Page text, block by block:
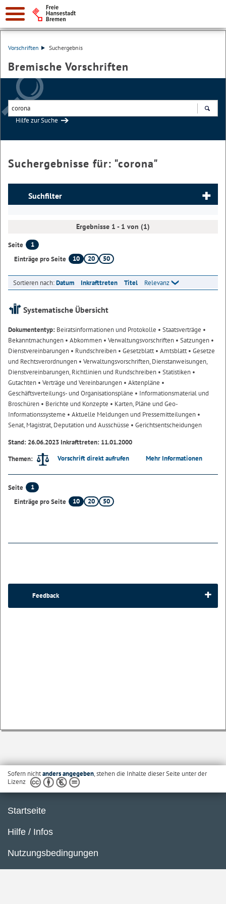
Vorschriften Suchergebnis
Bremische Vorschriften
Hilfe zur Suche
Suchergebnisse für: "corona"
Suchfilter
Ergebnisse 1 - 1 von (1)
Seite
1
Einträge pro Seite
10 20 50
Sortieren nach:Datum Inkrafttreten Titel Relevanz
Systematische Übersicht
Dokumententyp: Beiratsinformationen und Protokolle • Staatsverträge •
Bekanntmachungen • Abkommen • Verwaltungsvorschriften • Satzungen •
Dienstvereinbarungen • Rundschreiben • Gesetzblatt• Amtsblatt• Gesetze
und Rechtsverordnungen • Verwaltungsvorschriften, Dienstanweisungen,
Dienstvereinbarungen, Richtlinien und Rundschreiben • Statistiken •
Gutachten • Verträge und Vereinbarungen • Aktenpläne •
Geschäftsverteilungs- und Organisationspläne • Informationsmaterial und
Broschüren • Berichte und Konzepte • Karten, Pläne und Geo-
Informationssysteme • Aktuelle Meldungen und Pressemitteilungen •
Senat, Magistrat, Deputation und Ausschüsse • Gerichtsentscheidungen
Stand: 26.06.2023 Inkrafttreten: 11.01.2000
Themen:
Vorschrift direkt aufrufen Mehr Informationen
Seite
1
Einträge pro Seite
10 20 50
Feedback
Sofern nichtanders angegeben, stehen die Inhalte dieser Seite unter der
Lizenz
Startseite
Hilfe / Infos
Nutzungsbedingungen